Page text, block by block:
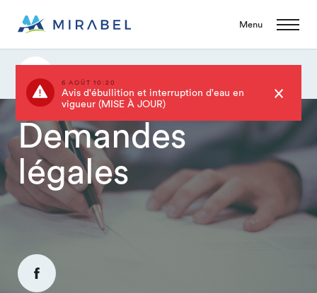
Menu
6 AOÛT 10:20
Avis d'ébullition et interruption d'eau en
vigueur (MISE À JOUR)
Demandes
légales